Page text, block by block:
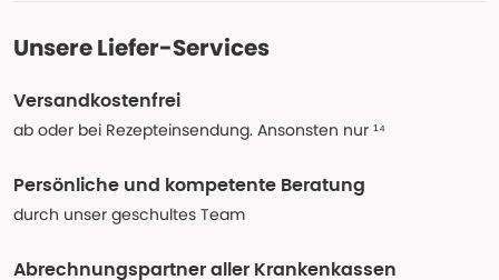
Unsere Liefer-Services
Versandkostenfrei
ab oder bei Rezepteinsendung. Ansonsten nur ¹⁴
Persönliche und kompetente Beratung
durch unser geschultes Team
Abrechnungspartner aller Krankenkassen